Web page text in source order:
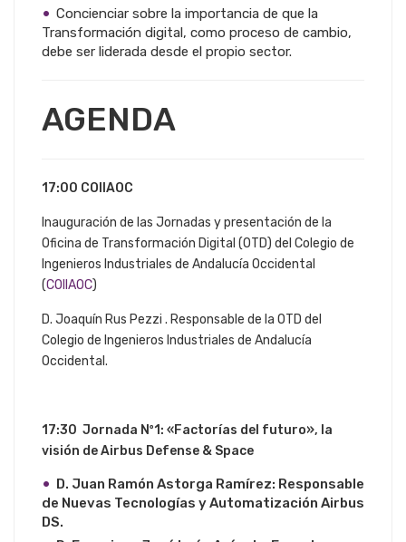
Concienciar sobre la importancia de que la
Transformación digital, como proceso de cambio,
debe ser liderada desde el propio sector.
AGENDA
17:00 COIIAOC
Inauguración de las Jornadas y presentación de la
Oficina de Transformación Digital (OTD) del Colegio de
Ingenieros Industriales de Andalucía Occidental
(COIIAOC)
D. Joaquín Rus Pezzi . Responsable de la OTD del
Colegio de Ingenieros Industriales de Andalucía
Occidental.
17:30 Jornada Nº1: «Factorías del futuro», la
visión de Airbus Defense & Space
D. Juan Ramón Astorga Ramírez: Responsable
de Nuevas Tecnologías y Automatización Airbus
DS.